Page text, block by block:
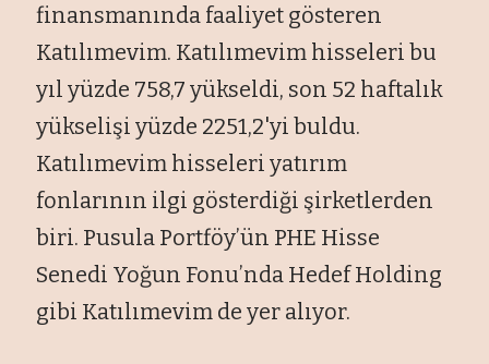
finansmanında faaliyet gösteren
Katılımevim. Katılımevim hisseleri bu
yıl yüzde 758,7 yükseldi, son 52 haftalık
yükselişi yüzde 2251,2'yi buldu.
Katılımevim hisseleri yatırım
fonlarının ilgi gösterdiği şirketlerden
biri. Pusula Portföy’ün PHE Hisse
Senedi Yoğun Fonu’nda Hedef Holding
gibi Katılımevim de yer alıyor.